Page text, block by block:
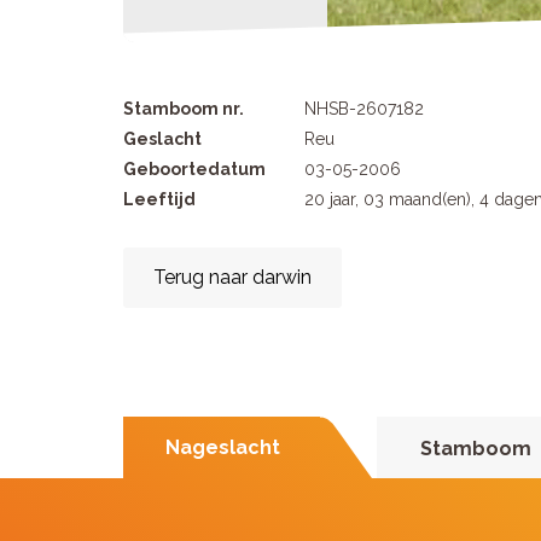
Stamboom nr.
NHSB-2607182
Geslacht
Reu
Geboortedatum
03-05-2006
Leeftijd
20 jaar, 03 maand(en), 4
Terug naar darwin
Nageslacht Stamboom